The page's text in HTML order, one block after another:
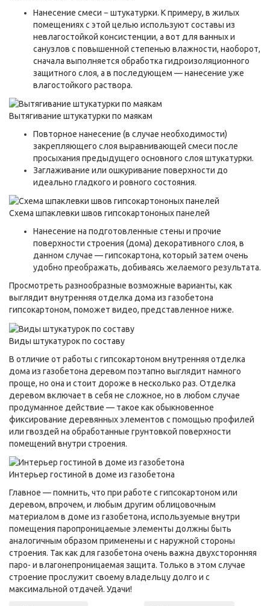
Нанесение смеси − штукатурки. К примеру, в жилых
помещениях с этой целью используют составы из
невлагостойкой консистенции, а вот для ванных и
санузлов с повышенной степенью влажности, наоборот,
сначала выполняется обработка гидроизоляционного
защитного слоя, а в последующем — нанесение уже
влагостойкого раствора.
Вытягивание штукатурки по маякам
Повторное нанесение (в случае необходимости)
закрепляющего слоя выравнивающей смеси после
просыхания предыдущего основного слоя штукатурки.
Заглаживание или ошкуривание поверхности до
идеально гладкого и ровного состояния.
Схема шпаклевки швов гипсокартононых панелей
Нанесение на подготовленные стены и прочие
поверхности строения (дома) декоративного слоя, в
данном случае — гипсокартона, который затем очень
удобно преображать, добиваясь желаемого результата.
Просмотреть разнообразные возможные варианты, как
выглядит внутренняя отделка дома из газобетона
гипсокартоном, поможет видео, представленное ниже.
Виды штукатурок по составу
В отличие от работы с гипсокартоном внутренняя отделка
дома из газобетона деревом поэтапно выглядит намного
проще, но она и стоит дороже в несколько раз. Отделка
деревом включает в себя не сложное, но в любом случае
продуманное действие — такое как обыкновенное
фиксирование деревянных элементов с помощью профилей
или гвоздей на обработанные грунтовкой поверхности
помещений внутри строения.
Интерьер гостиной в доме из газобетона
Главное — помнить, что при работе с гипсокартоном или
деревом, впрочем, и любым другим облицовочным
материалом в доме из газобетона, используемые внутри
помещения паропроницаемые элементы должны быть
аналогичным образом применены и с наружной стороны
строения. Так как для газобетона очень важна двухсторонняя
паро- и влагонепроницаемая защита. Только в этом случае
строение прослужит своему владельцу долго и с
максимальной отдачей. Удачи!